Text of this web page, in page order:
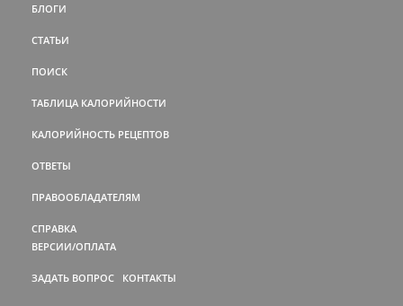
БЛОГИ
СТАТЬИ
ПОИСК
ТАБЛИЦА КАЛОРИЙНОСТИ
КАЛОРИЙНОСТЬ РЕЦЕПТОВ
ОТВЕТЫ
ПРАВООБЛАДАТЕЛЯМ
СПРАВКА
ВЕРСИИ/ОПЛАТА
ЗАДАТЬ ВОПРОС КОНТАКТЫ